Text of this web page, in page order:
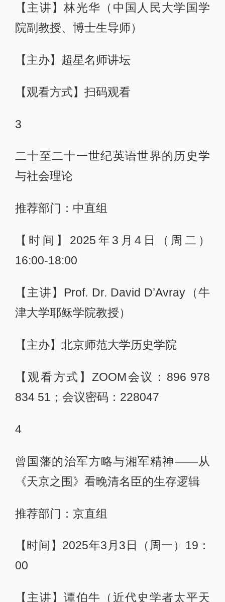
【主讲】林光华（中国人民大学国学
院副教授、博士生导师）
【主办】超星名师讲坛
【观看方式】扫码观看
3
二十至二十一世纪英语世界的历史学
与社会理论
推荐部门：中直组
【时间】2025年3月4日（周二）
16:00-18:00
【主讲】Prof. Dr. David D’Avray（牛
津大学耶稣学院教授）
【主办】北京师范大学历史学院
【观看方式】ZOOM会议：896 978
834 51；会议密码：228047
4
曾国藩的治军方略与湘军精神——从
《天京之围》看晚清名臣的生存逻辑
推荐部门：京直组
【时间】2025年3月3日（周一）19：
00
【主讲】谭伯牛（近代史学者太平天